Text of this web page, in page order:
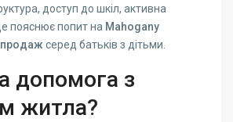
доступ до шкіл, активна
пояснює попит на Mahogany
продаж серед батьків з дітьми.
допомога з
житла?